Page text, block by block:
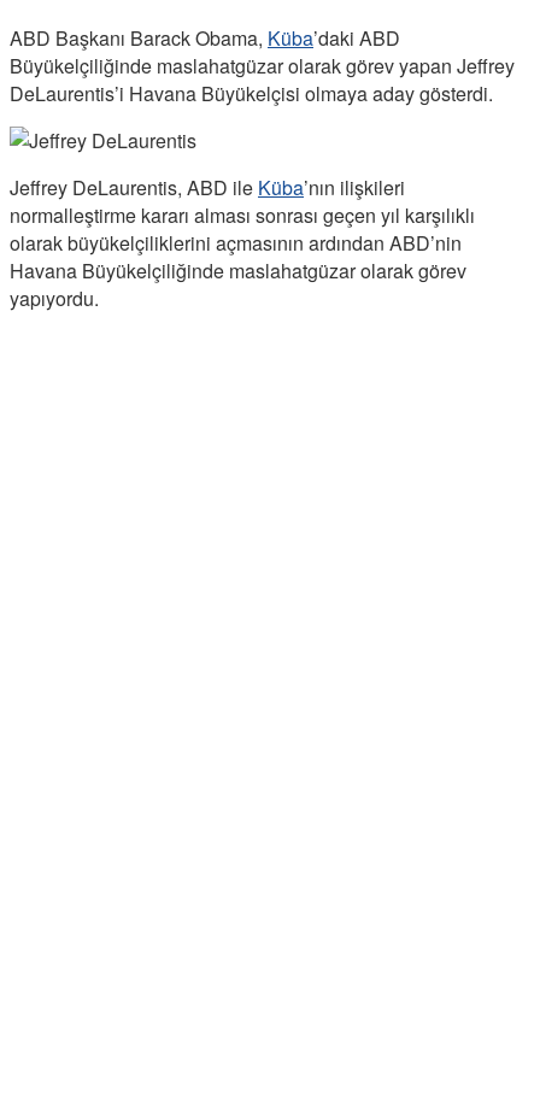
ABD Başkanı Barack Obama, Küba’daki ABD
Büyükelçiliğinde maslahatgüzar olarak görev yapan Jeffrey
DeLaurentis’i Havana Büyükelçisi olmaya aday gösterdi.
Jeffrey DeLaurentis, ABD ile Küba’nın ilişkileri
normalleştirme kararı alması sonrası geçen yıl karşılıklı
olarak büyükelçiliklerini açmasının ardından ABD’nin
Havana Büyükelçiliğinde maslahatgüzar olarak görev
yapıyordu.